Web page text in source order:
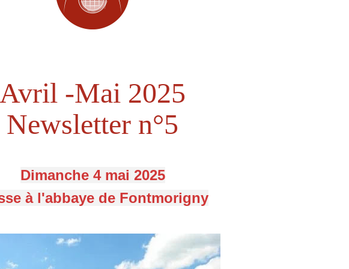
Avril -Mai 2025
Newsletter n°5
Dimanche 4 mai 2025
à l'abbaye de Fontmorigny